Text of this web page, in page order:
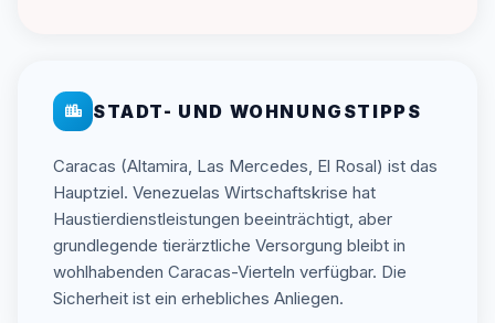
STADT- UND WOHNUNGSTIPPS
Caracas (Altamira, Las Mercedes, El Rosal) ist das
Hauptziel. Venezuelas Wirtschaftskrise hat
Haustierdienstleistungen beeinträchtigt, aber
grundlegende tierärztliche Versorgung bleibt in
wohlhabenden Caracas-Vierteln verfügbar. Die
Sicherheit ist ein erhebliches Anliegen.